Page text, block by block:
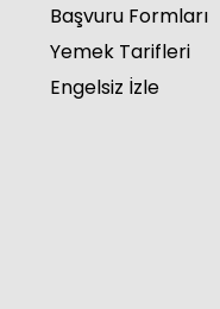
Başvuru Formları
Yemek Tarifleri
Engelsiz İzle